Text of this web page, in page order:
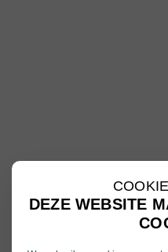
DEZE WEBSITE